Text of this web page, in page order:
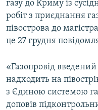
ВСЕ ЗА ДЕНЬ
СПЕЦПРОЕКТИ
ДЕПОРТАЦІЯ
ВІДЕОУРОКИ «ELIFBE»
СВІДЧЕННЯ ОКУПАЦІЇ
УКРАЇНСЬКА ПРОБЛЕМА
ЯК ОБІЙТИ
Русский
Qırımtatar
газу до Криму із
робіт з приєднання
півострова до
це 27 грудня
«Газопровід
надходить на
з Єдиною системою
доповів